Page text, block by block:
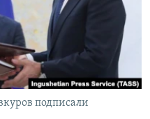
подписали